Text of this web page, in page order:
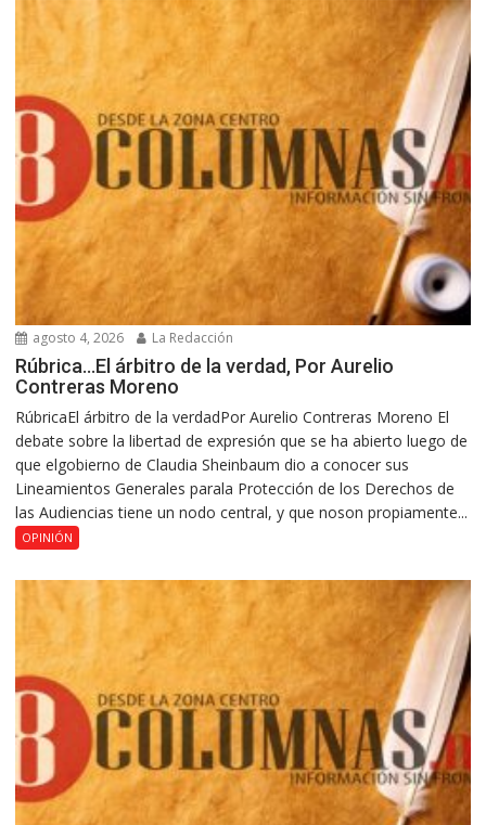
agosto 4, 2026 La Redacción
Rúbrica…El árbitro de la verdad, Por Aurelio
Contreras Moreno
RúbricaEl árbitro de la verdadPor Aurelio Contreras Moreno El
debate sobre la libertad de expresión que se ha abierto luego de
que elgobierno de Claudia Sheinbaum dio a conocer sus
Lineamientos Generales parala Protección de los Derechos de
las Audiencias tiene un nodo central, y que noson propiamente...
OPINIÓN